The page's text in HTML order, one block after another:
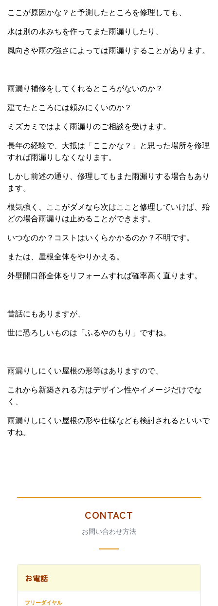
ここが原因かな？と予測したところを修理しても、
水は別の水みちを作ってまた雨漏りしたり、
風向きや雨の強さによっては雨漏りすることがあります。
雨漏り補修をしてくれるところがないのか？
建てたところには頼みにくいのか？
ミズカミではよく雨漏りのご相談を受けます。
長年の経験で、大抵は「ここかな？」と思った場所を修理
すれば雨漏りしなくなります。
しかし前述の通り、修理してもまた雨漏りする場合もあり
ます。
根気強く、ここがダメなら次はここと修理していけば、殆
どの場合雨漏りは止めることができます。
いつなのか？コストはいくらかかるのか？不明です。
または、屋根全体をやりかえる。
外壁開口部全体をリフォームすれば確率高く直ります。
昔話にもありますが、
世に恐ろしいものは「ふるやのもり」ですね。
雨漏りしにくい屋根の形等はありますので、
これから新築される方はデザイン性やイメージだけでな
く、
雨漏りしにくい屋根の形や仕様なども検討されるといいで
すね。
CONTACT
お問い合わせ方法
お電話
フリーダイヤル